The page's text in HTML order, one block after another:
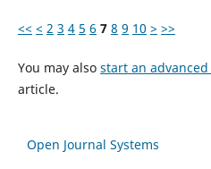
<< < 2 3 4 5 6 7 8 9 10 > >>
You may also start an
article.
Open Journal Systems